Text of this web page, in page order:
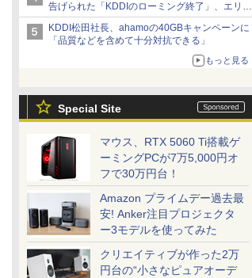
告げられた「KDDIのローミング終了」、エリア
マップの落とし穴と楽天モバイルの課題
KDDI松田社長、ahamoの40GBキャンペーンに
「品質などを含めて十分対抗できる」
もっと見る
Special Site
マウス、RTX 5060 Ti搭載ゲ
ーミングPCが7万5,000円オ
フで30万円台！
Amazon プライムデー過去最
安! Anker注目プロジェクタ
ー3モデルを使ってみた
クリエイティブが作った2万
円台の“小さなピュアオーデ